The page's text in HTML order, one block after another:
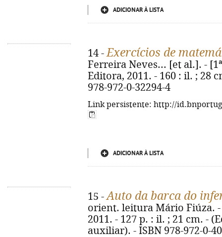
ADICIONAR À LISTA
14 -Exercícios de
Ferreira Neves... [et al.]. -
Editora, 2011. - 160 : il. ; 28
978-972-0-32294-4
Link persistente: http://
ADICIONAR À LISTA
15 -Auto da barca do
orient. leitura Mário Fiúza. -
2011. - 127 p. : il. ; 21 cm. -
auxiliar). - ISBN 978-972-0-